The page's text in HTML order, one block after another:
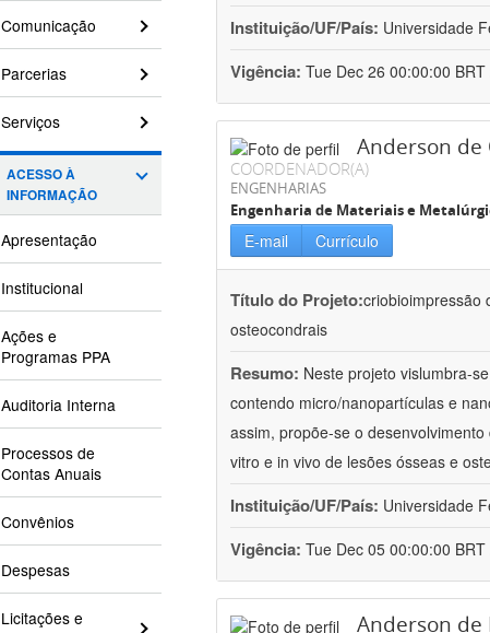
Comunicação
Parcerias
Serviços
ACESSO À
INFORMAÇÃO
Apresentação
Institucional
Ações e
Programas PPA
Auditoria Interna
Processos de
Contas Anuais
Convênios
Despesas
Licitações e
Instituição/UF/País: Universidade
Vigência: Tue Dec 26 00:00:00
Anderson de
COORDENADOR(A)
ENGENHARIAS
Engenharia de Materiais e
E-mail Currículo
Título do Projeto:criobioimpressão
osteocondrais
Resumo: Neste projeto vislumbra-
contendo micro/nanopartículas e
assim, propõe-se o
vitro e in vivo de lesões ósseas e
Instituição/UF/País: Universidade
Vigência: Tue Dec 05 00:00:00
Anderson de